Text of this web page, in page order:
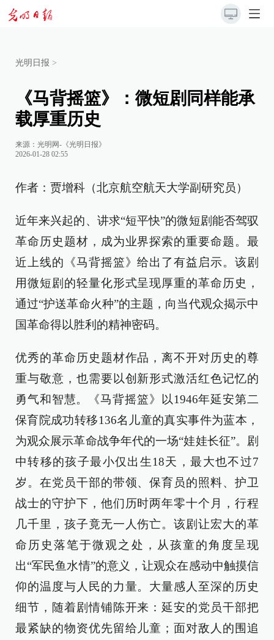
光明日报 >
《马背摇篮》：微短剧同样能承
载厚重历史
来源： 光明网-《光明日报》
2026-01-28 02:55
作者：贾增科（北京航空航天大学副研究员）
近年来兴起的、讲求“短平快”的微短剧能否驾驭
革命历史题材，成为业界探索的重要命题。最
近上线的《马背摇篮》给出了有益启示。该剧
用微短剧的轻量化形式呈现厚重的革命历史，
通过“护送革命火种”的主题，向当代观众揭示中
国革命得以胜利的精神密码。
优秀的革命历史题材作品，离不开对历史的尊
重与敬意，也需要以创新形式激活红色记忆的
勇气和智慧。《马背摇篮》以1946年延安第二
保育院成功转移136名儿童的真实事件为蓝本，
为观众展示革命战争年代的一场“娃娃长征”。剧
中转移的孩子最小仅出生18天，最大也不过7
岁。在党员干部的带领、保育员的照料、护卫
战士的守护下，他们历时两年零十个月，行程
几千里，孩子竟无一人伤亡。该剧让宏大的革
命历史落笔于微观之处，从孩童的角度呈现
出“军民鱼水情”的意义，让观众在感动中触摸信
仰的温度与人民的力量。大量感人至深的历史
细节，随着剧情铺陈开来：延安的党员干部把
最紧缺的物资优先留给儿童；面对敌人的围追